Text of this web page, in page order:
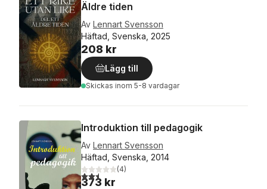
Äldre tiden
Av Lennart Svensson
Häftad, Svenska, 2025
208 kr
Lägg till
Skickas inom 5-8 vardagar
Introduktion till pedagogik
Av Lennart Svensson
Häftad, Svenska, 2014
2,5utav 5 stjärnor. Totalt antal röster:
(4)
373 kr